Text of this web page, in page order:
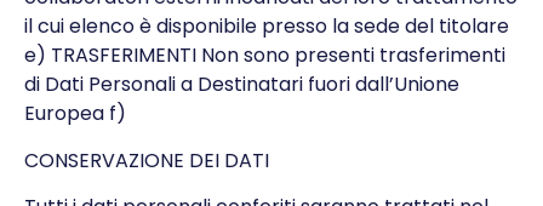
il cui elenco è disponibile presso la sede del titolare
e) TRASFERIMENTI Non sono presenti trasferimenti
di Dati Personali a Destinatari fuori dall’Unione
Europea f)
CONSERVAZIONE DEI DATI